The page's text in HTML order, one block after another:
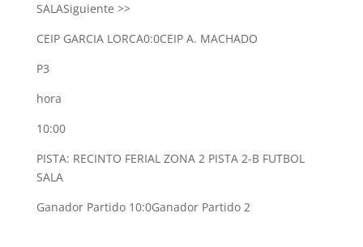
SALASiguiente >>
CEIP GARCIA LORCA0:0CEIP A. MACHADO
P3
hora
10:00
PISTA: RECINTO FERIAL ZONA 2 PISTA 2-B FUTBOL
SALA
Ganador Partido 10:0Ganador Partido 2